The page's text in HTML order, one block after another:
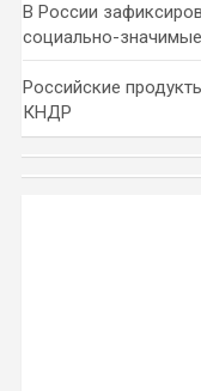
В России
социально-
Российские
КНДР